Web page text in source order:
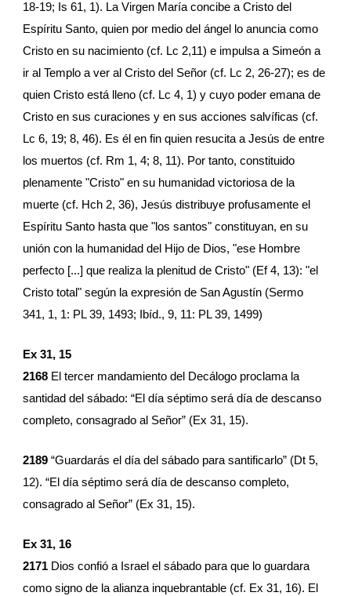
18-19; Is 61, 1). La Virgen María concibe a Cristo del
Espíritu Santo, quien por medio del ángel lo anuncia como
Cristo en su nacimiento (cf. Lc 2,11) e impulsa a Simeón a
ir al Templo a ver al Cristo del Señor (cf. Lc 2, 26-27); es de
quien Cristo está lleno (cf. Lc 4, 1) y cuyo poder emana de
Cristo en sus curaciones y en sus acciones salvíficas (cf.
Lc 6, 19; 8, 46). Es él en fin quien resucita a Jesús de entre
los muertos (cf. Rm 1, 4; 8, 11). Por tanto, constituido
plenamente "Cristo" en su humanidad victoriosa de la
muerte (cf. Hch 2, 36), Jesús distribuye profusamente el
Espíritu Santo hasta que "los santos" constituyan, en su
unión con la humanidad del Hijo de Dios, "ese Hombre
perfecto [...] que realiza la plenitud de Cristo" (Ef 4, 13): "el
Cristo total" según la expresión de San Agustín (Sermo
341, 1, 1: PL 39, 1493; Ibíd., 9, 11: PL 39, 1499)
Ex 31, 15
2168 El tercer mandamiento del Decálogo proclama la
santidad del sábado: “El día séptimo será día de descanso
completo, consagrado al Señor” (Ex 31, 15).
2189 “Guardarás el día del sábado para santificarlo” (Dt 5,
12). “El día séptimo será día de descanso completo,
consagrado al Señor” (Ex 31, 15).
Ex 31, 16
2171 Dios confió a Israel el sábado para que lo guardara
como signo de la alianza inquebrantable (cf. Ex 31, 16). El